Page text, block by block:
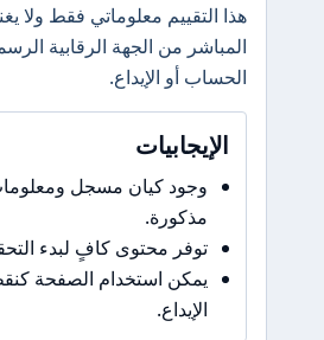
هذا التقييم معلوماتي فقط ولا
المباشر من الجهة الرقابية
الحساب أو الإيداع.
الإيجابيات
وجود كيان مسجل
مذكورة.
توفر محتوى كافٍ لبدء
يمكن استخدام الصفحة
الإيداع.